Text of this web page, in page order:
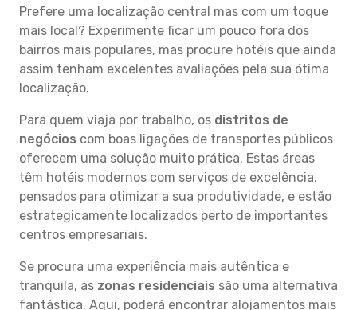
Prefere uma localização central mas com um toque
mais local? Experimente ficar um pouco fora dos
bairros mais populares, mas procure hotéis que ainda
assim tenham excelentes avaliações pela sua ótima
localização.
Para quem viaja por trabalho, os distritos de
negócios com boas ligações de transportes públicos
oferecem uma solução muito prática. Estas áreas
têm hotéis modernos com serviços de excelência,
pensados para otimizar a sua produtividade, e estão
estrategicamente localizados perto de importantes
centros empresariais.
Se procura uma experiência mais autêntica e
tranquila, as zonas residenciais são uma alternativa
fantástica. Aqui, poderá encontrar alojamentos mais